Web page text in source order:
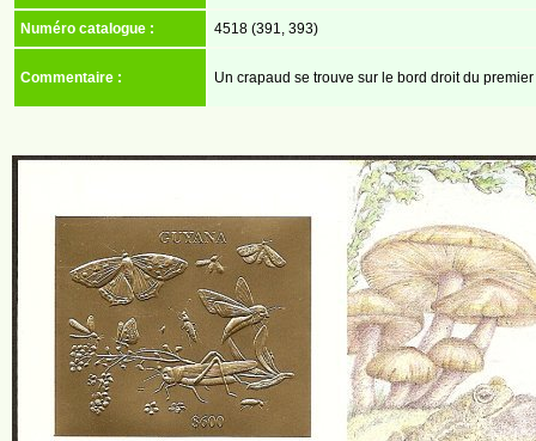
Numéro catalogue : 4518 (391, 393)
Commentaire : Un crapaud se trouve sur le bord droit du